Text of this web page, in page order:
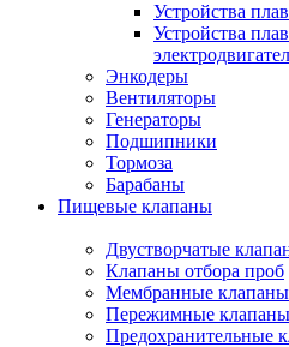
Устройства
Устройства
Энкодеры
Вентиляторы
Генераторы
Подшипники
Тормоза
Барабаны
Пищевые клапаны
Двустворчатые
Клапаны отбора проб
Мембранные клапаны
Пережимные клапаны
Предохранительные